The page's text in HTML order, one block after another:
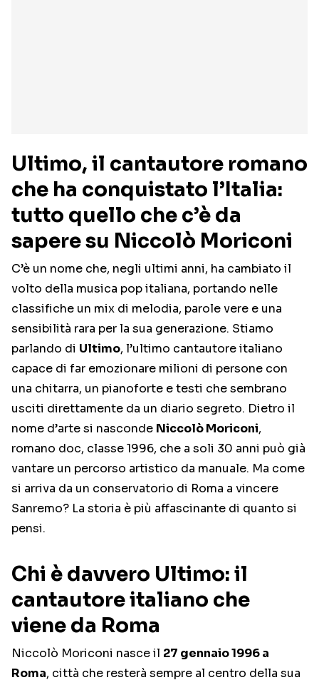
Ultimo, il cantautore romano
che ha conquistato l’Italia:
tutto quello che c’è da
sapere su Niccolò Moriconi
C’è un nome che, negli ultimi anni, ha cambiato il
volto della musica pop italiana, portando nelle
classifiche un mix di melodia, parole vere e una
sensibilità rara per la sua generazione. Stiamo
parlando di Ultimo, l’ultimo cantautore italiano
capace di far emozionare milioni di persone con
una chitarra, un pianoforte e testi che sembrano
usciti direttamente da un diario segreto. Dietro il
nome d’arte si nasconde Niccolò Moriconi,
romano doc, classe 1996, che a soli 30 anni può già
vantare un percorso artistico da manuale. Ma come
si arriva da un conservatorio di Roma a vincere
Sanremo? La storia è più affascinante di quanto si
pensi.
Chi è davvero Ultimo: il
cantautore italiano che
viene da Roma
Niccolò Moriconi nasce il 27 gennaio 1996 a
Roma, città che resterà sempre al centro della sua